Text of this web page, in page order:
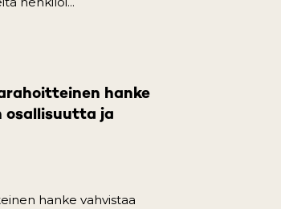
hanke
osallisuutta ja
hanke vahvistaa